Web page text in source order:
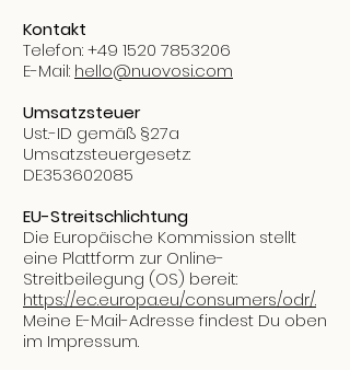
Kontakt
Telefon:+49 1520 7853206
E-Mail: hello@nuovosi.com
Umsatzsteuer
Ust.-ID gemäß §27a
Umsatzsteuergesetz:
DE353602085​
EU-Streitschlichtung
Die Europäische Kommission stellt
eine Plattform zur Online-
Streitbeilegung (OS) bereit:
https://ec.europa.eu/consumers/odr/.
Meine E-Mail-Adresse findest Du oben
im Impressum.